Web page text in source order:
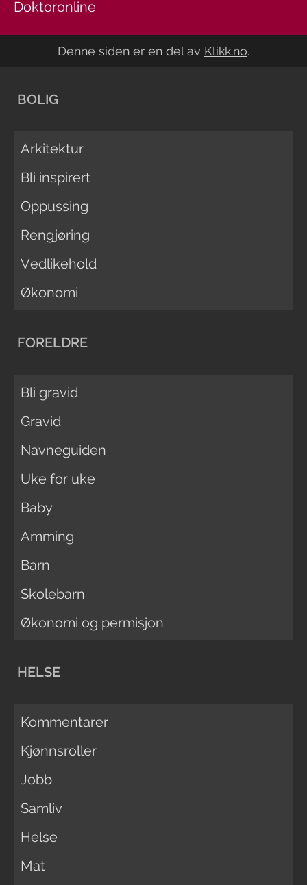
Doktoronline
Denne siden er en del av Klikk.no.
BOLIG
Arkitektur
Bli inspirert
Oppussing
Rengjøring
Vedlikehold
Økonomi
FORELDRE
Bli gravid
Gravid
Navneguiden
Uke for uke
Baby
Amming
Barn
Skolebarn
Økonomi og permisjon
HELSE
Kommentarer
Kjønnsroller
Jobb
Samliv
Helse
Mat